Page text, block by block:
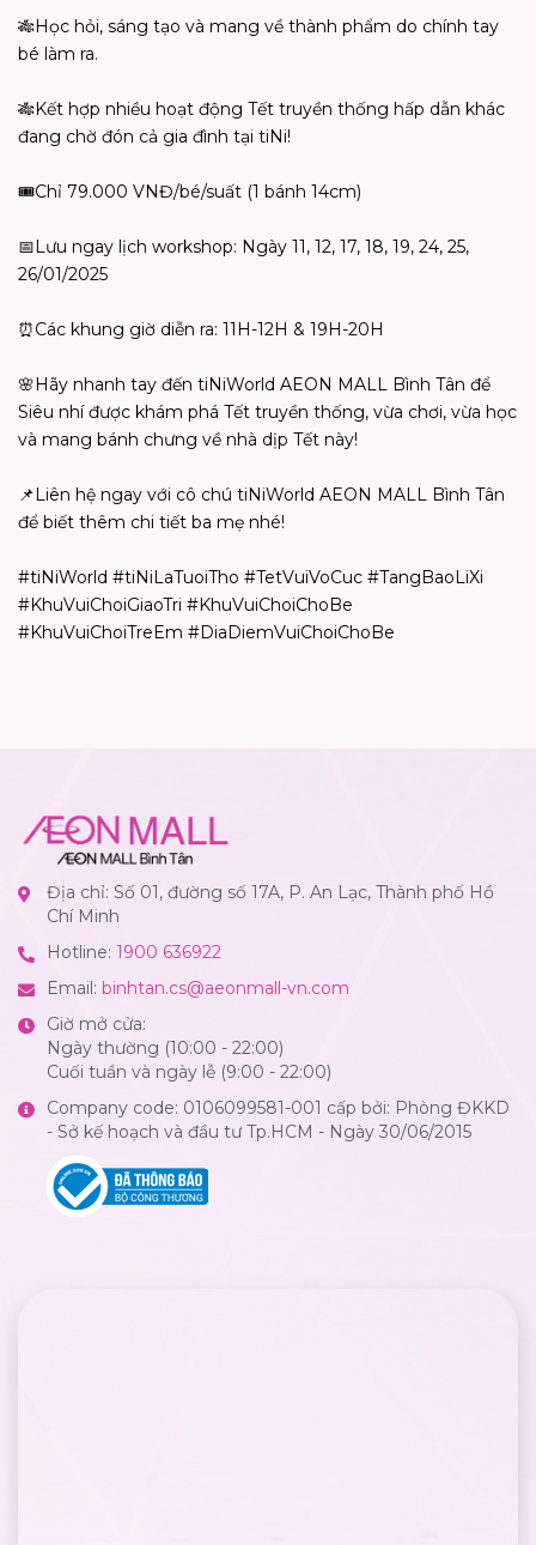
🎋Học hỏi, sáng tạo và mang về thành phẩm do chính tay
bé làm ra.
🎋Kết hợp nhiều hoạt động Tết truyền thống hấp dẫn khác
đang chờ đón cả gia đình tại tiNi!
🎟Chỉ 79.000 VNĐ/bé/suất (1 bánh 14cm)
📅Lưu ngay lịch workshop: Ngày 11, 12, 17, 18, 19, 24, 25,
26/01/2025
⏰Các khung giờ diễn ra: 11H-12H & 19H-20H
🌸Hãy nhanh tay đến tiNiWorld AEON MALL Bình Tân để
Siêu nhí được khám phá Tết truyền thống, vừa chơi, vừa học
và mang bánh chưng về nhà dịp Tết này!
📌Liên hệ ngay với cô chú tiNiWorld AEON MALL Bình Tân
để biết thêm chi tiết ba mẹ nhé!
#tiNiWorld #tiNiLaTuoiTho #TetVuiVoCuc #TangBaoLiXi
#KhuVuiChoiGiaoTri #KhuVuiChoiChoBe
#KhuVuiChoiTreEm #DiaDiemVuiChoiChoBe
Địa chỉ: Số 01, đường số 17A, P. An Lạc, Thành phố Hồ
Chí Minh
Hotline: 1900 636922
Email: binhtan.cs@aeonmall-vn.com
Giờ mở cửa:
Ngày thường (10:00 - 22:00)
Cuối tuần và ngày lễ (9:00 - 22:00)
Company code: 0106099581-001 cấp bởi: Phòng ĐKKD
- Sở kế hoạch và đầu tư Tp.HCM - Ngày 30/06/2015